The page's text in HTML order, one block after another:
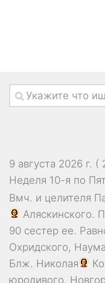
9 августа 2026 г.
Неделя 10-я по
Вмч. и целителя
Аляскинского.
90 сестер ее.
Охридского, Наума
Блж. Николая
юродивого,